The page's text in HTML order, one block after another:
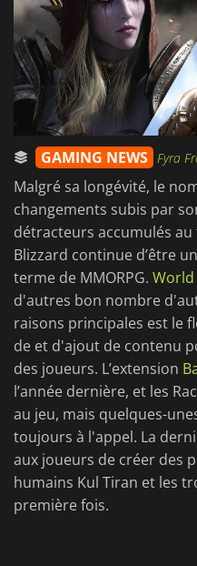
GAMING NEWS Fyra
Malgré sa longévité, le
changements subis par
détracteurs accumulés
Blizzard continue d’être
terme de MMORPG.
d'autres bon nombre
raisons principales est le
de et d'ajout de contenu
des joueurs. L’extension
l’année dernière, et les
au jeu, mais quelques-
toujours à l'appel. La
aux joueurs de créer des
humains Kul Tiran et les
première fois.